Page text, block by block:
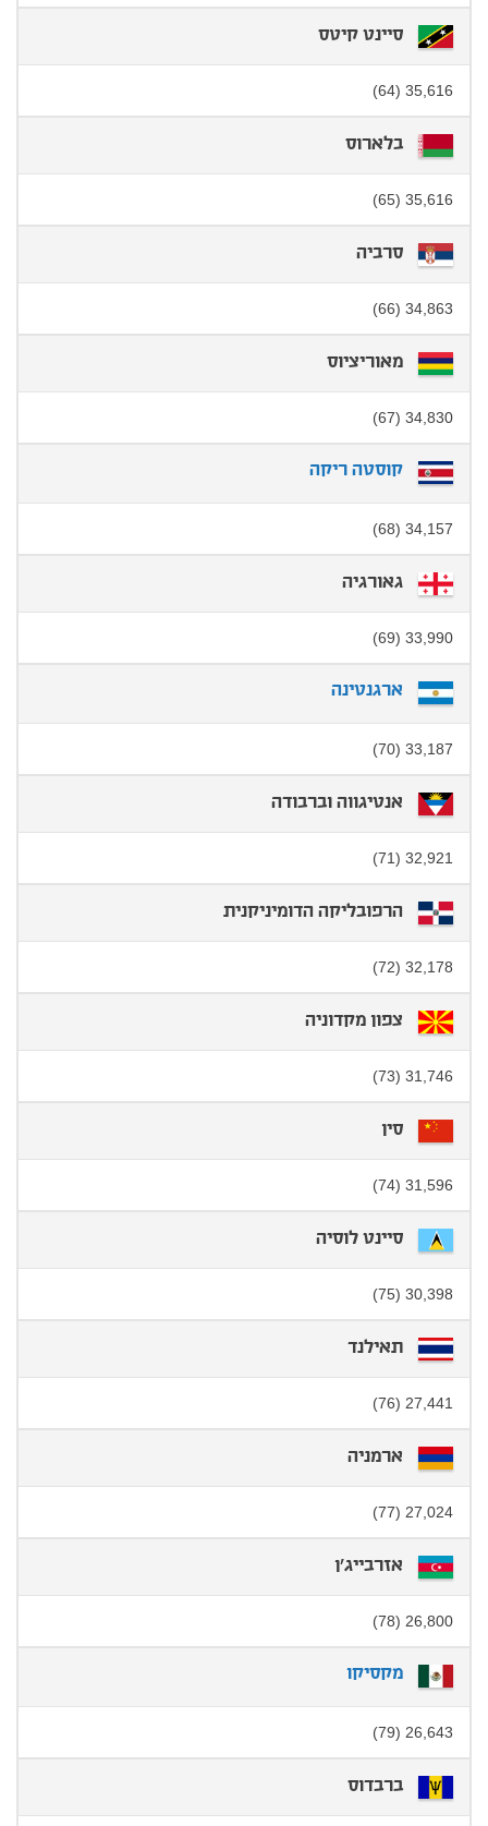
סיינט קיטס
35,616 (64)
בלארוס
35,616 (65)
סרביה
34,863 (66)
מאוריציוס
34,830 (67)
קוסטה ריקה
34,157 (68)
גאורגיה
33,990 (69)
ארגנטינה
33,187 (70)
אנטיגווה וברבודה
32,921 (71)
הרפובליקה הדומיניקנית
32,178 (72)
צפון מקדוניה
31,746 (73)
סין
31,596 (74)
סיינט לוסיה
30,398 (75)
תאילנד
27,441 (76)
ארמניה
27,024 (77)
אזרבייג'ן
26,800 (78)
מקסיקו
26,643 (79)
ברבדוס